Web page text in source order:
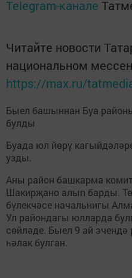
Telegram-канале
Читайте новости
национальном
https://max.ru/
Быел башыннан Буа
булды
Буада юл йөрү
узды.
Аны район башкарма
Шакирҗано алып барды.
бүлекчәсе начальнигы
Ул райондагы юлларда
сөйләде. Быел 9 ай
һәлак булган.